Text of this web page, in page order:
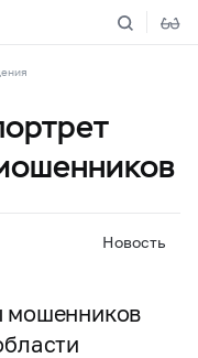
Новость
мошенников